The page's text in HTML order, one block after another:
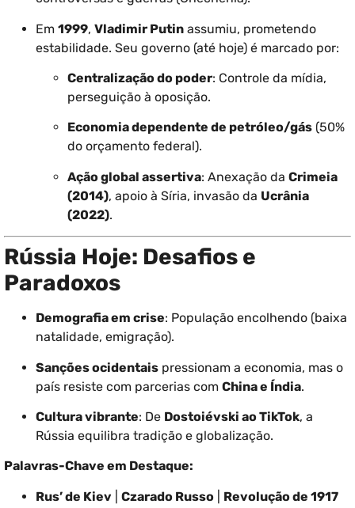
Em 1999, Vladimir Putin assumiu, prometendo
estabilidade. Seu governo (até hoje) é marcado por:
Centralização do poder: Controle da mídia,
perseguição à oposição.
Economia dependente de petróleo/gás (50%
do orçamento federal).
Ação global assertiva: Anexação da Crimeia
(2014), apoio à Síria, invasão da Ucrânia
(2022).
Rússia Hoje: Desafios e
Paradoxos
Demografia em crise: População encolhendo (baixa
natalidade, emigração).
Sanções ocidentais pressionam a economia, mas o
país resiste com parcerias com China e Índia.
Cultura vibrante: De Dostoiévski ao TikTok, a
Rússia equilibra tradição e globalização.
Palavras-Chave em Destaque:
Rus’ de Kiev Czarado Russo Revolução de 1917